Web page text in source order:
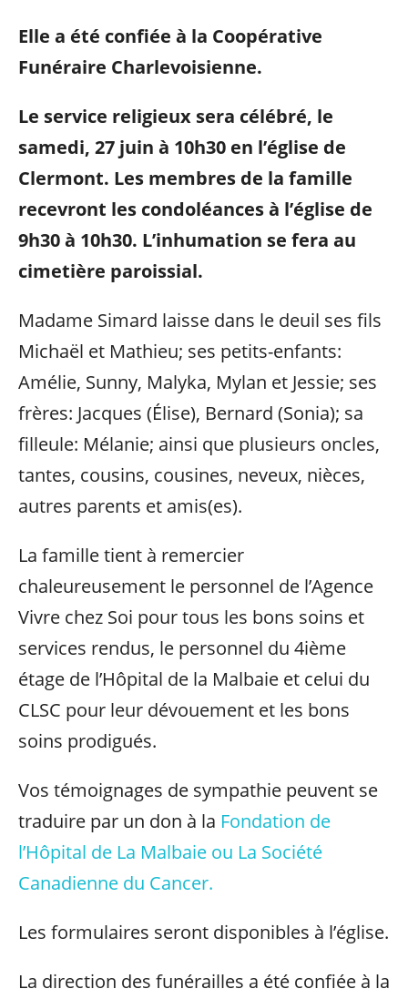
Elle a été confiée à la Coopérative
Funéraire Charlevoisienne.
Le service religieux sera célébré, le
samedi, 27 juin à 10h30 en l’église de
Clermont. Les membres de la famille
recevront les condoléances à l’église de
9h30 à 10h30. L’inhumation se fera au
cimetière paroissial.
Madame Simard laisse dans le deuil ses fils
Michaël et Mathieu; ses petits-enfants:
Amélie, Sunny, Malyka, Mylan et Jessie; ses
frères: Jacques (Élise), Bernard (Sonia); sa
filleule: Mélanie; ainsi que plusieurs oncles,
tantes, cousins, cousines, neveux, nièces,
autres parents et amis(es).
La famille tient à remercier
chaleureusement le personnel de l’Agence
Vivre chez Soi pour tous les bons soins et
services rendus, le personnel du 4ième
étage de l’Hôpital de la Malbaie et celui du
CLSC pour leur dévouement et les bons
soins prodigués.
Vos témoignages de sympathie peuvent se
traduire par un don à la Fondation de
l’Hôpital de La Malbaie ou La Société
Canadienne du Cancer.
Les formulaires seront disponibles à l’église.
La direction des funérailles a été confiée à la